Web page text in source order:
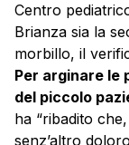
Centro
Brianza sia la
morbillo, il
Per arginare le
del piccolo
ha “ribadito
senz’altro